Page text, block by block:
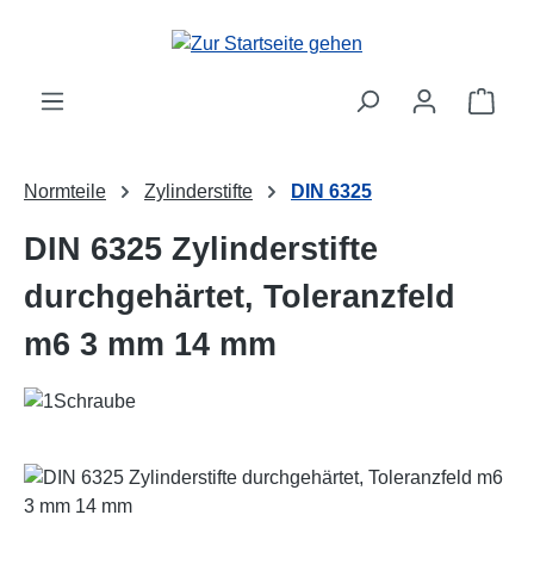
Zum Hauptinhalt springen
Normteile Zylinderstifte DIN 6325
DIN 6325 Zylinderstifte
durchgehärtet, Toleranzfeld
m6 3 mm 14 mm
Bildergalerie überspringen